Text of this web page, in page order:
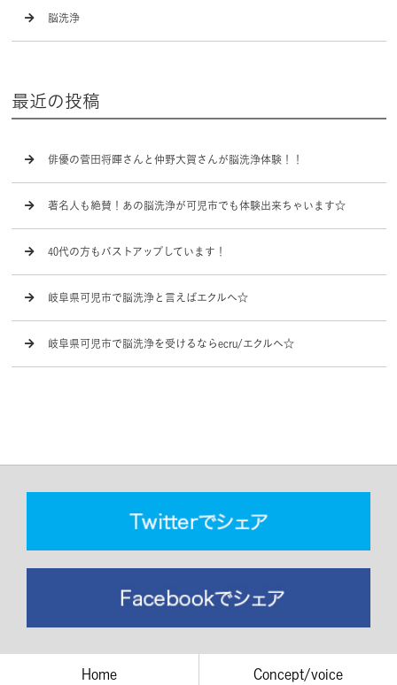
脳洗浄
最近の投稿
俳優の菅田将暉さんと仲野大賀さんが脳洗浄体験！！
著名人も絶賛！あの脳洗浄が可児市でも体験出来ちゃいます☆
40代の方もバストアップしています！
岐阜県可児市で脳洗浄と言えばエクルへ☆
岐阜県可児市で脳洗浄を受けるならecru/エクルへ☆
Home Concept/voice